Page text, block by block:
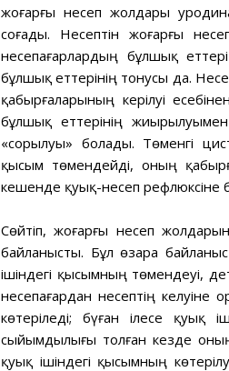
жоғарғы несеп жолдары
соғады. Несептін жоғарғы
несепағарлардың бұлшық
бұлшық еттерінің тонусы да.
қабырғаларының керілуі
бұлшық еттерінің жиырылуымен
«сорылуы» болады. Төменгі
қысым төмендейді, оның
кешенде қуық-несеп рефлюксіне
Сөйтіп, жоғарғы несеп
байланысты. Бұл өзара
ішіндегі қысымның төмендеуі,
несепағардан несептің
көтеріледі; бүған ілесе қуық
сыйымдылығы толған кезде
қуық ішіндегі қысымның